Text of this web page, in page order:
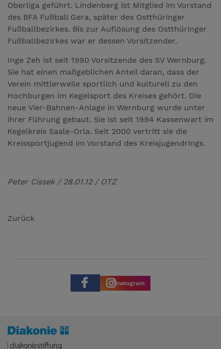
Oberliga geführt. Lindenberg ist Mitglied im Vorstand
des BFA Fußball Gera, später des Ostthüringer
Fußballbezirkes. Bis zur Auflösung des Ostthüringer
Fußballbezirkes war er dessen Vorsitzender.
Inge Zeh ist seit 1990 Vorsitzende des SV Wernburg.
Sie hat einen maßgeblichen Anteil daran, dass der
Verein mittlerweile sportlich und kulturell zu den
Hochburgen im Kegelsport des Kreises gehört. Die
neue Vier-Bahnen-Anlage in Wernburg wurde unter
ihrer Führung gebaut. Sie ist seit 1994 Kassenwart im
Kegelkreis Saale-Orla. Seit 2000 vertritt sie die
Kreissportjugend im Vorstand des Kreisjugendrings.
Peter Cissek / 28.01.12 / OTZ
Zurück
Instagram